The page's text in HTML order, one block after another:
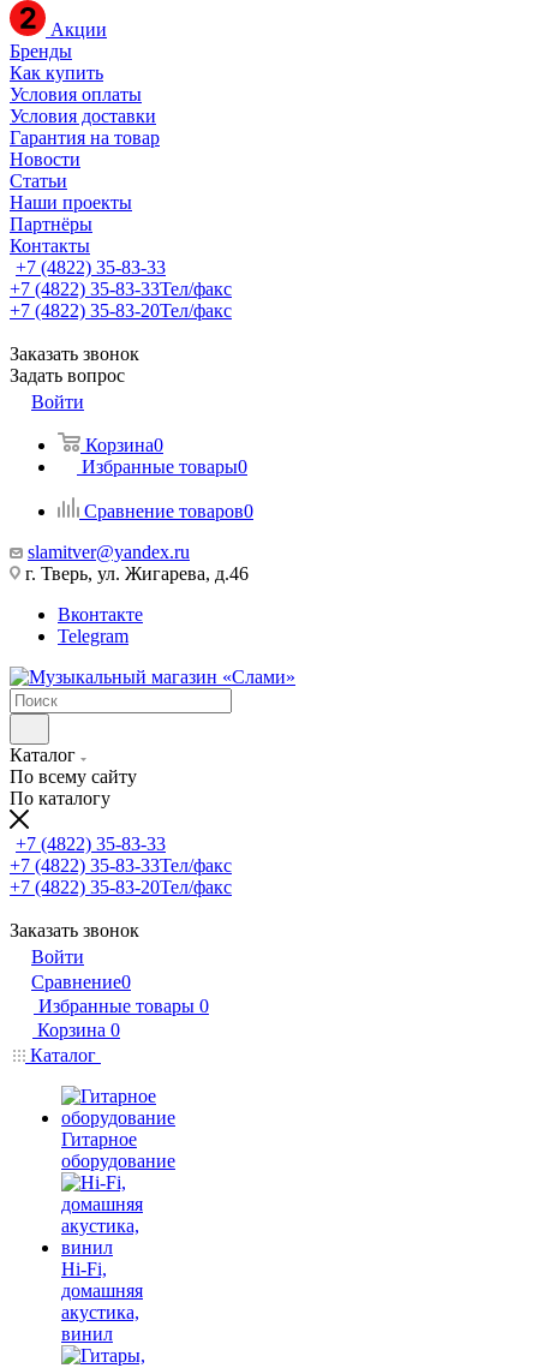
Акции
Бренды
Как купить
Условия оплаты
Условия доставки
Гарантия на товар
Новости
Статьи
Наши проекты
Партнёры
Контакты
+7 (4822) 35-83-33
+7 (4822) 35-83-33Тел/факс
+7 (4822) 35-83-20Тел/факс
Заказать звонок
Задать вопрос
Войти
Корзина0
Избранные товары0
Сравнение товаров0
slamitver@yandex.ru
г. Тверь, ул. Жигарева, д.46
Вконтакте
Telegram
Каталог
По всему сайту
По каталогу
+7 (4822) 35-83-33
+7 (4822) 35-83-33Тел/факс
+7 (4822) 35-83-20Тел/факс
Заказать звонок
Войти
Сравнение0
Избранные товары 0
Корзина 0
Каталог
Гитарное
оборудование
Hi-Fi,
домашняя
акустика,
винил